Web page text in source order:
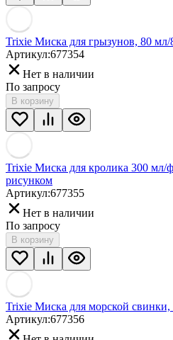
Trixie Миска для грызунов, 80 мл/
Артикул:677354
Нет в наличии
По запросу
В корзину
Trixie Миска для кролика 300 мл/
рисунком
Артикул:677355
Нет в наличии
По запросу
В корзину
Trixie Миска для морской свинки,
Артикул:677356